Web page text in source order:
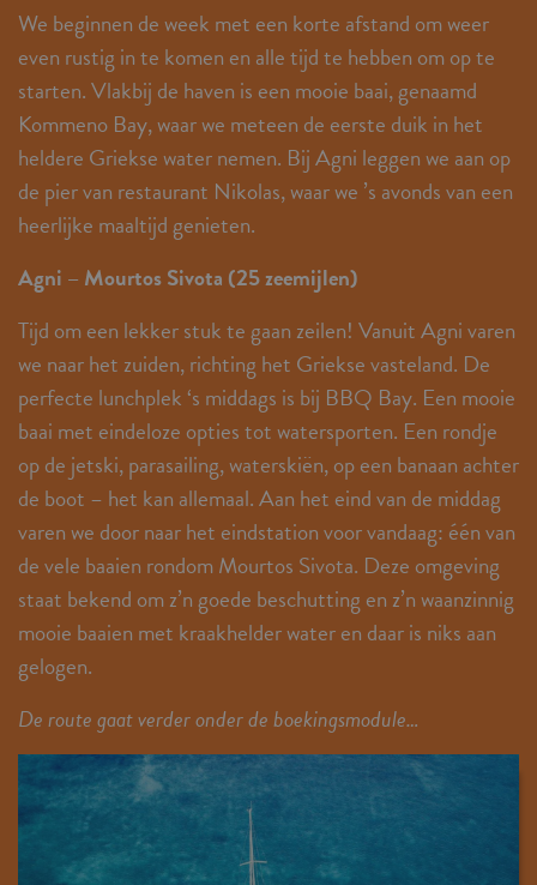
We beginnen de week met een korte afstand om weer
even rustig in te komen en alle tijd te hebben om op te
starten. Vlakbij de haven is een mooie baai, genaamd
Kommeno Bay, waar we meteen de eerste duik in het
heldere Griekse water nemen. Bij Agni leggen we aan op
de pier van restaurant Nikolas, waar we ’s avonds van een
heerlijke maaltijd genieten.
Agni – Mourtos Sivota (25 zeemijlen)
Tijd om een lekker stuk te gaan zeilen! Vanuit Agni varen
we naar het zuiden, richting het Griekse vasteland. De
perfecte lunchplek ‘s middags is bij BBQ Bay. Een mooie
baai met eindeloze opties tot watersporten. Een rondje
op de jetski, parasailing, waterskiën, op een banaan achter
de boot – het kan allemaal. Aan het eind van de middag
varen we door naar het eindstation voor vandaag: één van
de vele baaien rondom Mourtos Sivota. Deze omgeving
staat bekend om z’n goede beschutting en z’n waanzinnig
mooie baaien met kraakhelder water en daar is niks aan
gelogen.
De route gaat verder onder de boekingsmodule…